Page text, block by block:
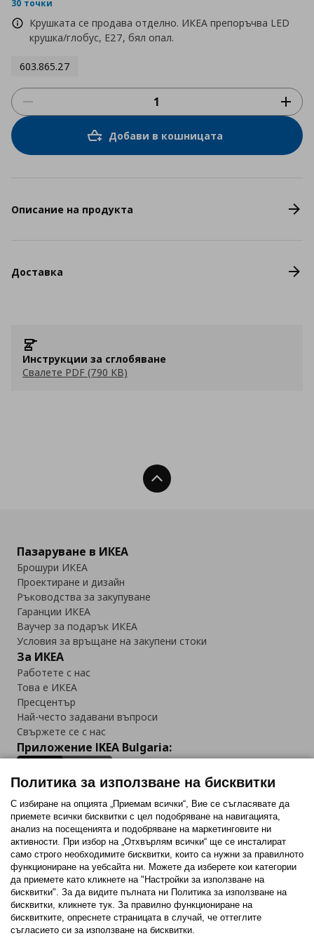
30 точки
Крушката се продава отделно. ИКЕА препоръчва LED
крушка/глобус, E27, бял опал.
603.865.27
Добави в кошницата
Описание на продукта
Доставка
Инструкции за сглобяване
Свалете PDF (790 KB)
Нагоре
Пазаруване в ИКЕА
Брошури ИКЕА
Проектиране и дизайн
Ръководства за закупуване
Гаранции ИКЕА
Ваучер за подарък ИКЕА
Условия за връщане на закупени стоки
За ИКЕА
Работете с нас
Това е ИКЕА
Пресцентър
Най-често задавани въпроси
Свържете се с нас
Приложение IKEA Bulgaria:
Последвайте ни:
FacebookTwitterYoutubePinterestInstagram
Политика за използване на бисквитки (Cookies)
Политика за използване на бисквитки
С избиране на опцията „Приемам всички“, Вие се съгласявате да
приемете всички бисквитки с цел подобряване на навигацията,
анализ на посещенията и подобряване на маркетинговите ни
активности. При избор на „Отхвърлям всички“ ще се инсталират
само строго необходимитe бисквитки, които са нужни за правилното
функциониране на уебсайта ни. Можете да изберете кои категории
да приемете като кликнете на "Настройки за използване на
бисквитки". За да видите пълната ни Политика за използване на
бисквитки, кликнете тук. За правилно функциониране на
бисквитките, опреснете страницата в случай, че оттеглите
съгласието си за използване на бисквитки.